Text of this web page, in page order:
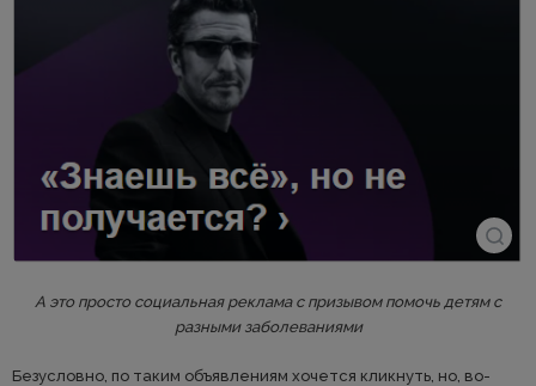
А это просто социальная реклама с призывом помочь детям с
разными заболеваниями
Безусловно, по таким объявлениям хочется кликнуть, но, во-